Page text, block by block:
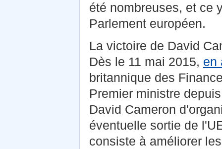
été nombreuses, et ce
Parlement européen.
La victoire de David
Dès le 11 mai 2015, en
britannique des
Premier ministre
David Cameron
éventuelle sortie de
consiste à améliorer